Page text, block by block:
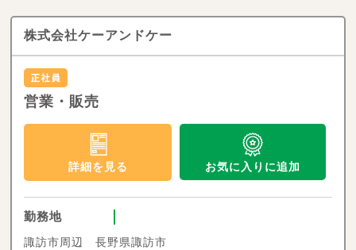
株式会社ケーアンドケー
営業・販売
詳細を見る お気に入りに追加
勤務地
諏訪市周辺 長野県諏訪市